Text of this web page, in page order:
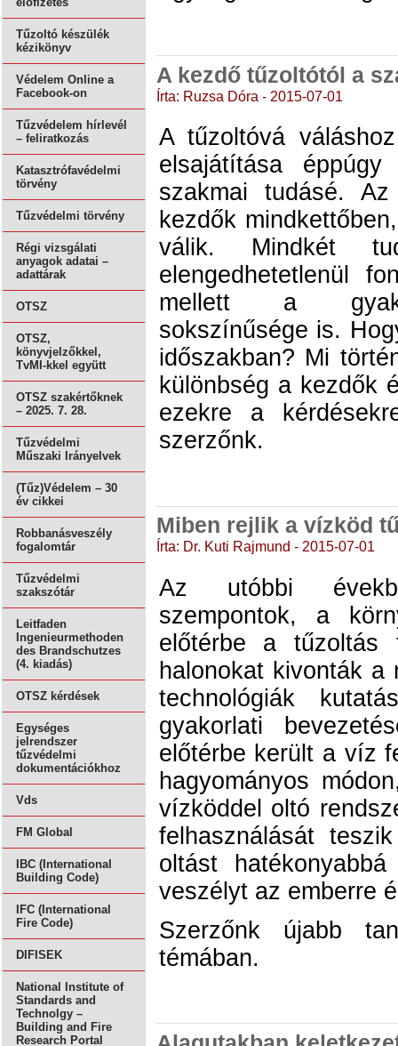
Tűzoltó készülék
kézikönyv
Védelem Online a
Facebook-on
Tűzvédelem hírlevél
– feliratkozás
Katasztrófavédelmi
törvény
Tűzvédelmi törvény
Régi vizsgálati
anyagok adatai –
adattárak
OTSZ
OTSZ,
könyvjelzőkkel,
TvMI-kkel együtt
OTSZ szakértőknek
– 2025. 7. 28.
Tűzvédelmi
Műszaki Irányelvek
(Tűz)Védelem – 30
év cikkei
Robbanásveszély
fogalomtár
Tűzvédelmi
szakszótár
Leitfaden
Ingenieurmethoden
des Brandschutzes
(4. kiadás)
OTSZ kérdések
Egységes
jelrendszer
tűzvédelmi
dokumentációkhoz
Vds
FM Global
IBC (International
Building Code)
IFC (International
Fire Code)
DIFISEK
National Institute of
Standards and
Technolgy –
Building and Fire
Research Portal
A kezdő tűzoltótól a
Írta: Ruzsa Dóra - 2015-07-01
A tűzoltóvá
elsajátítása
szakmai tudásé.
kezdők
válik. Mindkét
elengedhetetlenül
mellett a
sokszínűsége is.
időszakban? Mi
különbség a kezdők
ezekre a
szerzőnk.
Miben rejlik a vízköd
Írta: Dr. Kuti Rajmund - 2015-07-01
Az utóbbi
szempontok, a
előtérbe a tűzoltás
halonokat kivonták a
technológiák
gyakorlati
előtérbe került a víz
hagyományos
vízköddel oltó
felhasználását
oltást
veszélyt az emberre
Szerzőnk újabb
témában.